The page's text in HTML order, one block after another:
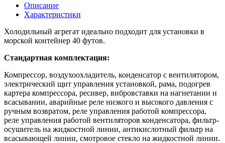
Описание
Характеристики
Холодильный агрегат идеально подходит для установки в
морской контейнер 40 футов.
Стандартная комплектация:
Компрессор, воздухоохладитель, конденсатор с вентилятором,
электрический щит управления установкой, рама, подогрев
картера компрессора, ресивер, вибровставки на нагнетании и
всасывании, аварийные реле низкого и высокого давления с
ручным возвратом, реле управления работой компрессора,
реле управления работой вентиляторов конденсатора, фильтр-
осушитель на жидкостной линии, антикислотный фильтр на
всасывающей линии, смотровое стекло на жидкостной линии.